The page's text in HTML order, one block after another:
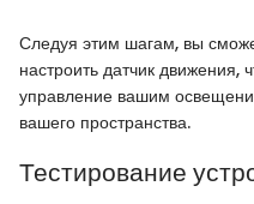
Следуя этим шагам, вы
настроить датчик движения,
управление вашим
вашего пространства.
Тестирование